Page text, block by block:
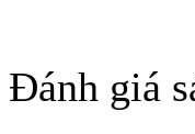
Đánh giá